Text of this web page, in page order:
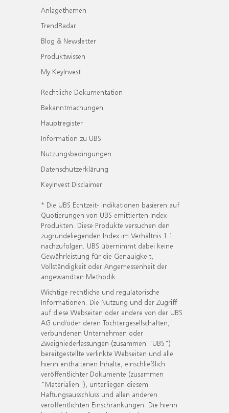
Anlagethemen
TrendRadar
Blog & Newsletter
Produktwissen
My KeyInvest
Rechtliche Dokumentation
Bekanntmachungen
Hauptregister
Information zu UBS
Nutzungsbedingungen
Datenschutzerklärung
KeyInvest Disclaimer
* Die UBS Echtzeit- Indikationen basieren auf
Quotierungen von UBS emittierten Index-
Produkten. Diese Produkte versuchen den
zugrundeliegenden Index im Verhältnis 1:1
nachzufolgen. UBS übernimmt dabei keine
Gewährleistung für die Genauigkeit,
Vollständigkeit oder Angemessenheit der
angewandten Methodik.
Wichtige rechtliche und regulatorische
Informationen. Die Nutzung und der Zugriff
auf diese Webseiten oder andere von der UBS
AG und/oder deren Tochtergesellschaften,
verbundenen Unternehmen oder
Zweigniederlassungen (zusammen "UBS")
bereitgestellte verlinkte Webseiten und alle
hierin enthaltenen Inhalte, einschließlich
veröffentlichter Dokumente (zusammen
"Materialien"), unterliegen diesem
Haftungsausschluss und allen anderen
veröffentlichten Einschränkungen. Die hierin